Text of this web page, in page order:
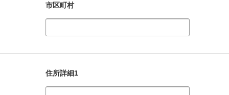
市区町村
住所詳細1